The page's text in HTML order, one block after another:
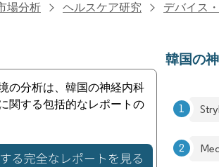
場分析 ヘルスケア研究 デバイス
の分析は、韓国の神経内科
関する包括的なレポートの
韓国の